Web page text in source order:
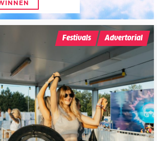
Festivals Advertorial